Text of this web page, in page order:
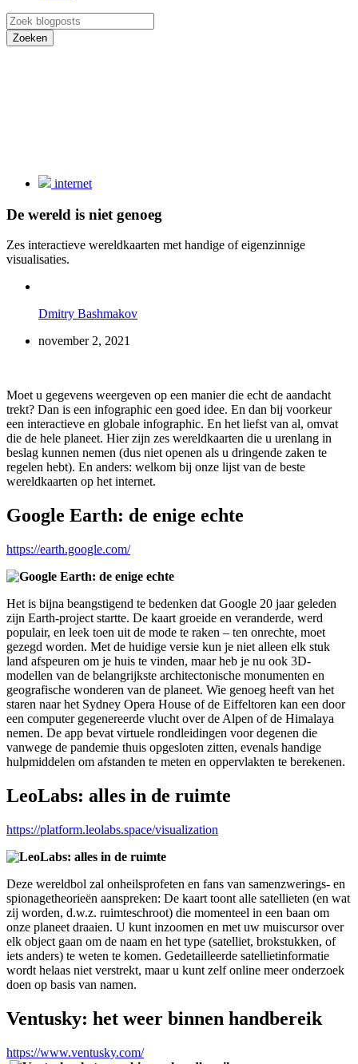
Zoeken
internet
De wereld is niet genoeg
Zes interactieve wereldkaarten met handige of eigenzinnige
visualisaties.
Dmitry Bashmakov
november 2, 2021
Moet u gegevens weergeven op een manier die echt de aandacht
trekt? Dan is een infographic een goed idee. En dan bij voorkeur
een interactieve en globale infographic. En het liefst van al, omvat
die de hele planeet. Hier zijn zes wereldkaarten die u urenlang in
beslag kunnen nemen (dus niet openen als u dringende zaken te
regelen hebt). En anders: welkom bij onze lijst van de beste
wereldkaarten op het internet.
Google Earth: de enige echte
https://earth.google.com/
Het is bijna beangstigend te bedenken dat Google 20 jaar geleden
zijn Earth-project startte. De kaart groeide en veranderde, werd
populair, en leek toen uit de mode te raken – ten onrechte, moet
gezegd worden. Met de huidige versie kun je niet alleen elk stuk
land afspeuren om je huis te vinden, maar heb je nu ook 3D-
modellen van de belangrijkste architectonische monumenten en
geografische wonderen van de planeet. Wie genoeg heeft van het
staren naar het Sydney Opera House of de Eiffeltoren kan een door
een computer gegenereerde vlucht over de Alpen of de Himalaya
nemen. De app bevat virtuele rondleidingen voor degenen die
vanwege de pandemie thuis opgesloten zitten, evenals handige
hulpmiddelen om afstanden te meten en oppervlakten te berekenen.
LeoLabs: alles in de ruimte
https://platform.leolabs.space/visualization
Deze wereldbol zal onheilsprofeten en fans van samenzwerings- en
spionagetheorieën aanspreken: De kaart toont alle satellieten (en wat
zij worden, d.w.z. ruimteschroot) die momenteel in een baan om
onze planeet draaien. U kunt inzoomen en met uw muiscursor over
elk object gaan om de naam en het type (satelliet, brokstukken, of
iets anders) te weten te komen. Gedetailleerde satellietinformatie
wordt helaas niet verstrekt, maar u kunt zelf online meer onderzoek
doen op basis van namen.
Ventusky: het weer binnen handbereik
https://www.ventusky.com/